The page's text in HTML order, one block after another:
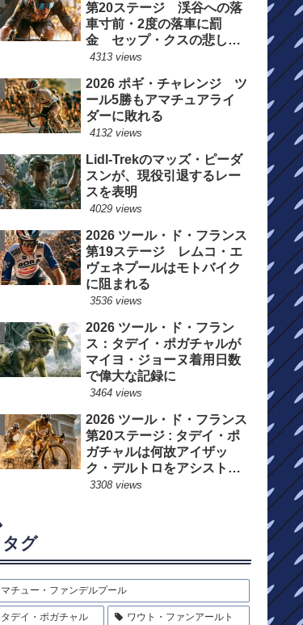
第20ステージ 渓谷への落
車寸前・2度の落車に罰
金 セップ・クスの悲しい
一日
4313 views
2026 ポギ・チャレンジ ツ
ール5勝もアマチュアライ
ダーに敗れる
4132 views
Lidl-Trekのマッズ・ピーダ
スンが、現役引退するレー
スを表明
4029 views
2026 ツール・ド・フランス
第19ステージ レムコ・エ
ヴェネプールはモトバイク
に阻まれる
3536 views
2026 ツール・ド・フラン
ス：タデイ・ポガチャルが
マイヨ・ジョーヌ着用日数
で偉大な記録に
3464 views
2026 ツール・ド・フランス
第20ステージ : タデイ・ポ
ガチャルは何故アイザッ
ク・デルトロをアシストし
たのか?
3308 views
タグ
マチュー・ファンデルプール
タデイ・ポガチャル ワウト・ファンアールト